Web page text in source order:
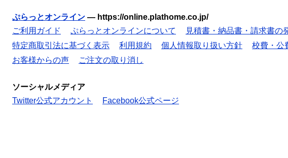
ぷらっとオンライン — https://online.plathome.co.jp/
ご利用ガイド
ぷらっとオンラインについて 見積書・納品書・請求書の
特定商取引法に基づく表示
利用規約 個人情報取り扱い方針 校費・公
お客様からの声
ご注文の取り消し
ソーシャルメディア
Twitter公式アカウント
Facebook公式ページ